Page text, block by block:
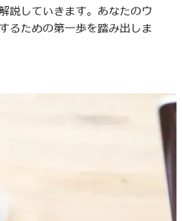
説していきます。あなたのウ
るための第一歩を踏み出しま